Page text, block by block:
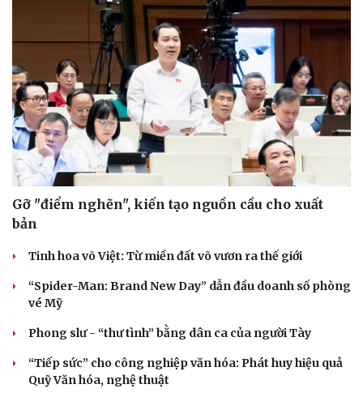
Gỡ "điểm nghẽn", kiến tạo nguồn cầu cho xuất
bản
Tinh hoa võ Việt: Từ miền đất võ vươn ra thế giới
“Spider-Man: Brand New Day” dẫn đầu doanh số phòng
vé Mỹ
Phong slư - “thư tình” bằng dân ca của người Tày
“Tiếp sức” cho công nghiệp văn hóa: Phát huy hiệu quả
Quỹ Văn hóa, nghệ thuật